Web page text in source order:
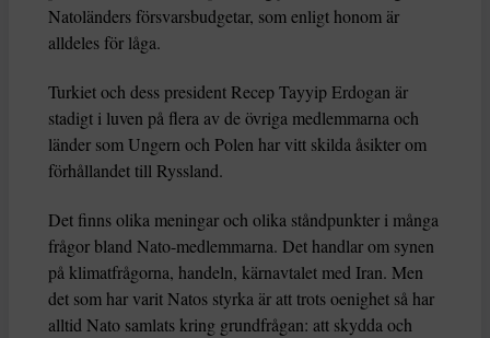
Natoländers försvarsbudgetar, som enligt honom är
alldeles för låga.
Turkiet och dess president Recep Tayyip Erdogan är
stadigt i luven på flera av de övriga medlemmarna och
länder som Ungern och Polen har vitt skilda åsikter om
förhållandet till Ryssland.
Det finns olika meningar och olika ståndpunkter i många
frågor bland Nato-medlemmarna. Det handlar om synen
på klimatfrågorna, handeln, kärnavtalet med Iran. Men
det som har varit Natos styrka är att trots oenighet så har
alltid Nato samlats kring grundfrågan: att skydda och